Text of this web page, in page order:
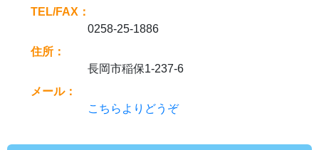
TEL/FAX：
0258-25-1886
住所：
長岡市稲保1-237-6
メール：
こちらよりどうぞ